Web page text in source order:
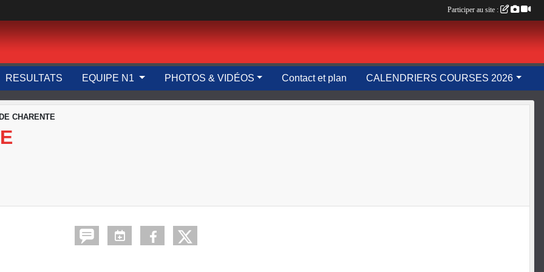
RESULTATS EQUIPE N1 PHOTOS & VIDÉOS Contact et plan CALENDRIERS COURSES 2026
CHARENTE
Participer au site :